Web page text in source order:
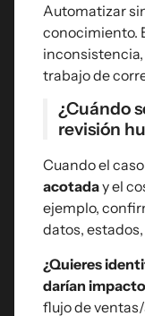
Automatizar
conocimiento.
trabajo de
¿Cuándo
revisión
Cuando el
acotaday el
ejemplo,
datos,
¿Quieres
darían
flujo de